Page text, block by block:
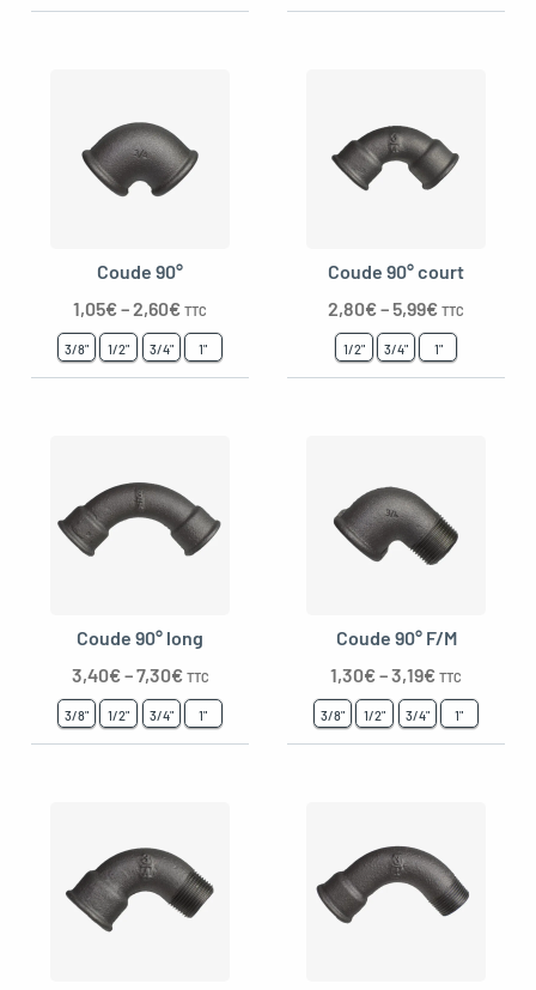
Coude 90°
1,05€–2,60€ TTC
3/8" 1/2" 3/4" 1"
Coude 90° court
2,80€–5,99€ TTC
1/2" 3/4" 1"
Coude 90° long
3,40€–7,30€ TTC
3/8" 1/2" 3/4" 1"
Coude 90° F/M
1,30€–3,19€ TTC
3/8" 1/2" 3/4" 1"